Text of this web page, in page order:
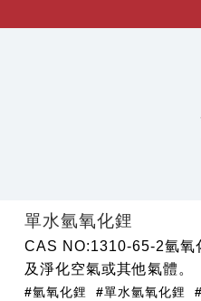
單水氫氧化鋰
CAS NO:1310-65-2氫氧
及淨化空氣或其他氣體。
#氫氧化鋰 #單水氫氧化鋰